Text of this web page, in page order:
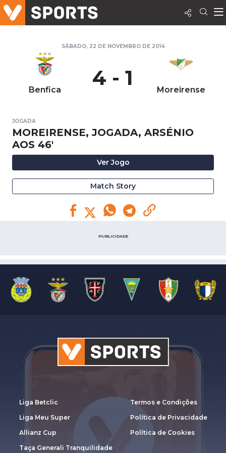
SÁBADO, 22 DE NOVEMBRO DE 2014
Benfica 4 - 1 Moreirense
JOGADA
MOREIRENSE, JOGADA, ARSÉNIO
AOS 46'
Ver Jogo
Match Story
PUBLICIDADE
Liga Betclic
Liga Meu Super
Allianz Cup
Taça Generali Tranquilidade
Termos e Condições
Política de Privacidade
Política de Cookies